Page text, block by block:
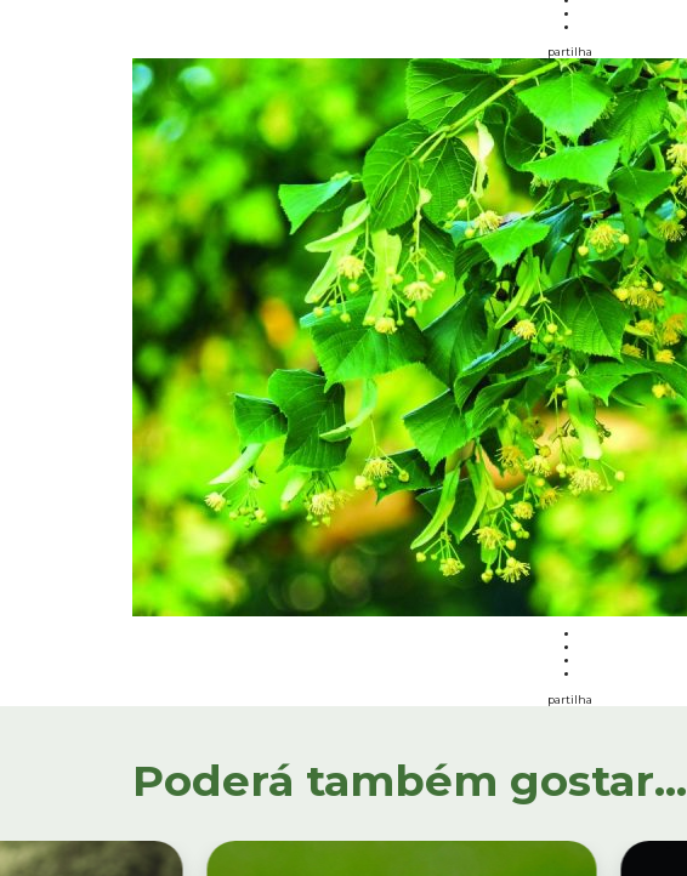
partilha
partilha
Poderá também gostar...